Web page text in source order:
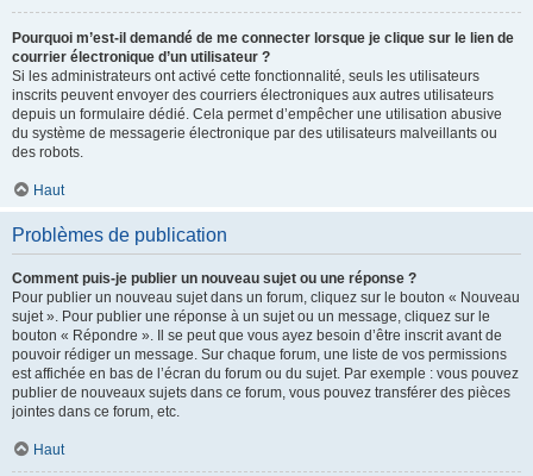
Pourquoi m’est-il demandé de me connecter lorsque je clique sur le lien de
courrier électronique d’un utilisateur ?
Si les administrateurs ont activé cette fonctionnalité, seuls les utilisateurs
inscrits peuvent envoyer des courriers électroniques aux autres utilisateurs
depuis un formulaire dédié. Cela permet d’empêcher une utilisation abusive
du système de messagerie électronique par des utilisateurs malveillants ou
des robots.
Haut
Problèmes de publication
Comment puis-je publier un nouveau sujet ou une réponse ?
Pour publier un nouveau sujet dans un forum, cliquez sur le bouton « Nouveau
sujet ». Pour publier une réponse à un sujet ou un message, cliquez sur le
bouton « Répondre ». Il se peut que vous ayez besoin d’être inscrit avant de
pouvoir rédiger un message. Sur chaque forum, une liste de vos permissions
est affichée en bas de l’écran du forum ou du sujet. Par exemple : vous pouvez
publier de nouveaux sujets dans ce forum, vous pouvez transférer des pièces
jointes dans ce forum, etc.
Haut